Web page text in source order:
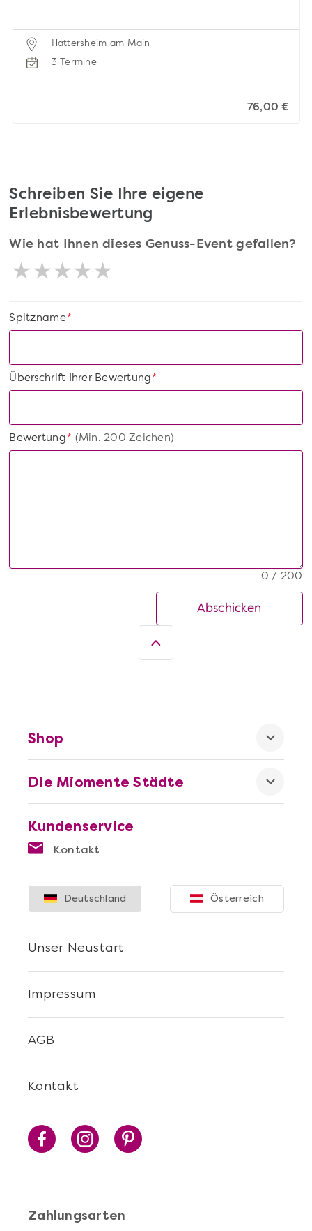
Hattersheim am Main
3 Termine
76,00 €
Schreiben Sie Ihre eigene
Erlebnisbewertung
Wie hat Ihnen dieses Genuss-Event gefallen?
*
Spitzname
*
Überschrift Ihrer Bewertung
*
Bewertung(Min. 200 Zeichen)
0 / 200
Abschicken
Kundenservice
Kontakt
Die Miomente Städte
Shop
Zahlungsarten
Kontakt
AGB
Impressum
Unser Neustart
Deutschland Österreich